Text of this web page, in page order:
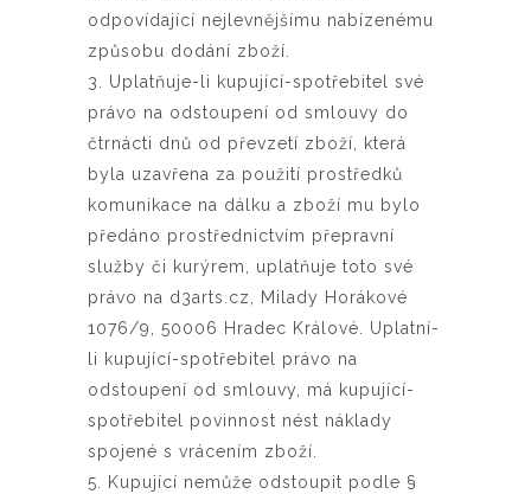
odpovídající nejlevnějšímu nabízenému
způsobu dodání zboží.
3. Uplatňuje-li kupující-spotřebitel své
právo na odstoupení od smlouvy do
čtrnácti dnů od převzetí zboží, která
byla uzavřena za použití prostředků
komunikace na dálku a zboží mu bylo
předáno prostřednictvím přepravní
služby či kurýrem, uplatňuje toto své
právo na d3arts.cz, Milady Horákové
1076/9, 50006 Hradec Králové. Uplatní-
li kupující-spotřebitel právo na
odstoupení od smlouvy, má kupující-
spotřebitel povinnost nést náklady
spojené s vrácením zboží.
5. Kupující nemůže odstoupit podle §